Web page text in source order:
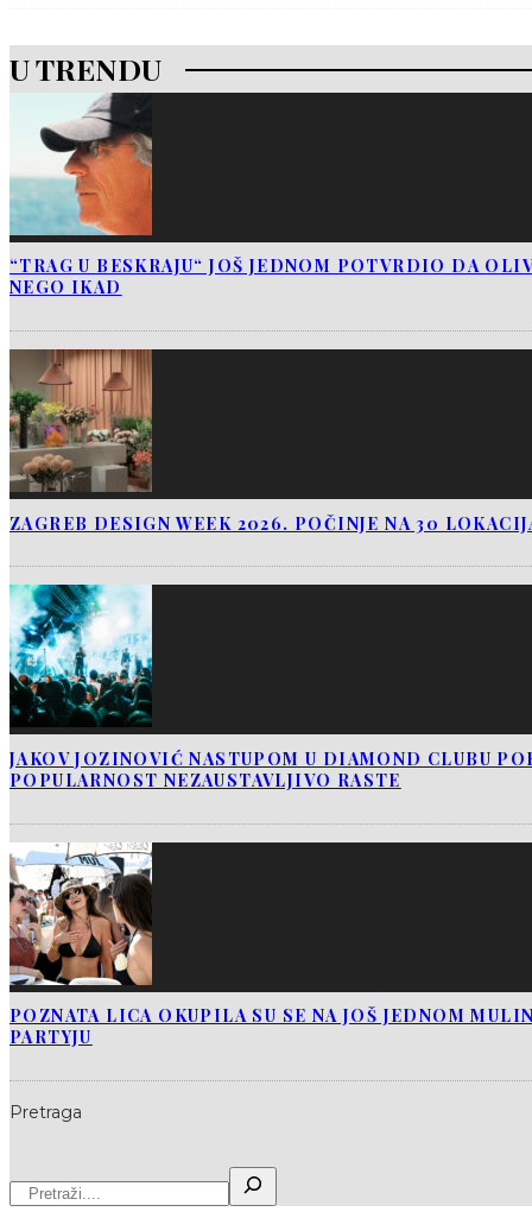
U TRENDU
“TRAG U BESKRAJU“ JOŠ JEDNOM POTVRDIO DA
NEGO IKAD
ZAGREB DESIGN WEEK 2026. POČINJE NA 30
JAKOV JOZINOVIĆ NASTUPOM U DIAMOND CLUBU
POPULARNOST NEZAUSTAVLJIVO RASTE
POZNATA LICA OKUPILA SU SE NA JOŠ JEDNOM
PARTYJU
Pretraga